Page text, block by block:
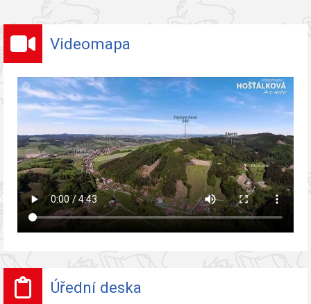
Videomapa
Úřední deska